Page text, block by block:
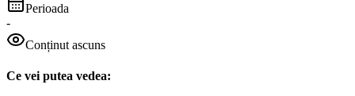
Perioada
-
Conținut ascuns
Ce vei putea vedea: